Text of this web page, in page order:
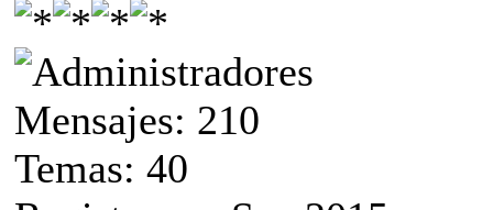
Mensajes: 210
Temas: 40